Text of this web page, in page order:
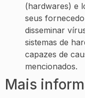
(hardwares) e
seus
disseminar
sistemas de
capazes de
mencionados.
Mais